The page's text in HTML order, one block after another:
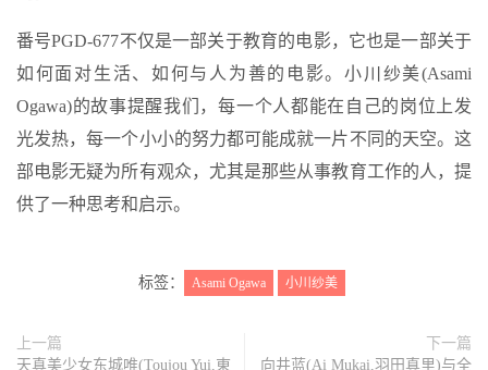
番号PGD-677不仅是一部关于教育的电影，它也是一部关于
如何面对生活、如何与人为善的电影。小川纱美(Asami
Ogawa)的故事提醒我们，每一个人都能在自己的岗位上发
光发热，每一个小小的努力都可能成就一片不同的天空。这
部电影无疑为所有观众，尤其是那些从事教育工作的人，提
供了一种思考和启示。
标签： Asami Ogawa 小川纱美
上一篇
天真美少女东城唯(Toujou Yui,東
下一篇
向井蓝(Ai Mukai,羽田真里)与全